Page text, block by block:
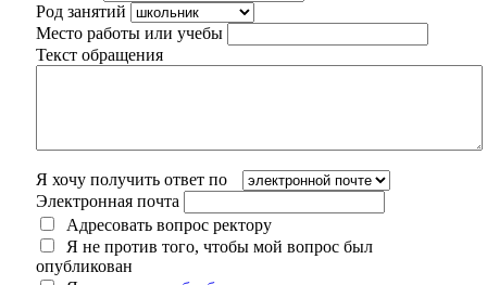
Род занятий
Место работы или учебы
Текст обращения
Я хочу получить ответ по
Электронная почта
Адресовать вопрос ректору
Я не против того, чтобы мой вопрос был
опубликован